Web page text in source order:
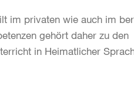
im privaten wie auch im
gehört daher zu den
in Heimatlicher